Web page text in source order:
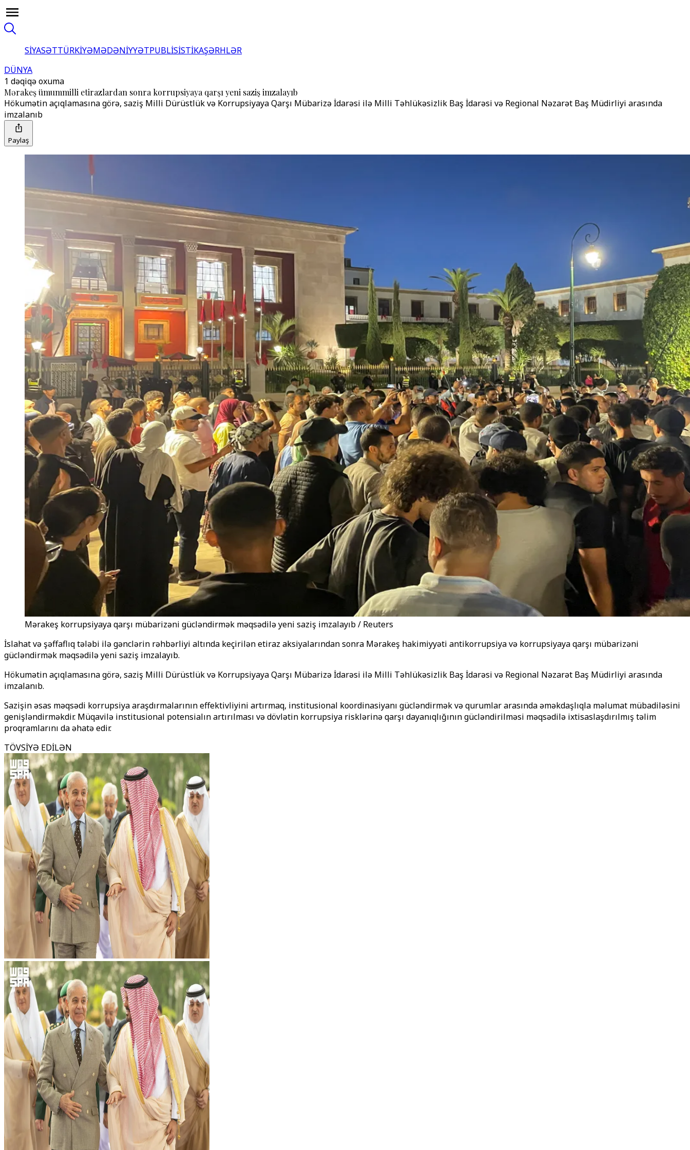
SİYASƏTTÜRKİYƏMƏDƏNİYYƏTPUBLİSİSTİKAŞƏRHLƏR
DÜNYA
1 dəqiqə oxuma
Mərakeş ümummilli etirazlardan sonra korrupsiyaya qarşı yeni saziş imzalayıb
Hökumətin açıqlamasına görə, saziş Milli Dürüstlük və Korrupsiyaya Qarşı Mübarizə İdarəsi ilə Milli Təhlükəsizlik Baş İdarəsi və Regional Nəzarət Baş Müdirliyi arasında
imzalanıb
Paylaş
Mərakeş korrupsiyaya qarşı mübarizəni gücləndirmək məqsədilə yeni saziş imzalayıb / Reuters
İslahat və şəffaflıq tələbi ilə gənclərin rəhbərliyi altında keçirilən etiraz aksiyalarından sonra Mərakeş hakimiyyəti antikorrupsiya və korrupsiyaya qarşı mübarizəni
gücləndirmək məqsədilə yeni saziş imzalayıb.
Hökumətin açıqlamasına görə, saziş Milli Dürüstlük və Korrupsiyaya Qarşı Mübarizə İdarəsi ilə Milli Təhlükəsizlik Baş İdarəsi və Regional Nəzarət Baş Müdirliyi arasında
imzalanıb.
Sazişin əsas məqsədi korrupsiya araşdırmalarının effektivliyini artırmaq, institusional koordinasiyanı gücləndirmək və qurumlar arasında əməkdaşlıqla məlumat mübadiləsini
genişləndirməkdir. Müqavilə institusional potensialın artırılması və dövlətin korrupsiya risklərinə qarşı dayanıqlığının gücləndirilməsi məqsədilə ixtisaslaşdırılmış təlim
proqramlarını da əhatə edir.
TÖVSİYƏ EDİLƏN